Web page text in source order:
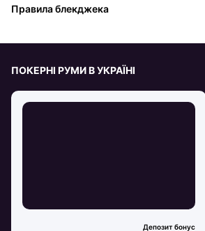
Правила блекджека
ПОКЕРНІ РУМИ В УКРАЇНІ